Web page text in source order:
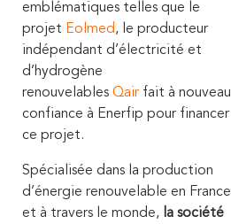
emblématiques telles que le
projet Eolmed, le producteur
indépendant d’électricité et
d’hydrogène
renouvelables Qair fait à nouveau
confiance à Enerfip pour financer
ce projet.
Spécialisée dans la production
d’énergie renouvelable en France
et à travers le monde, la société